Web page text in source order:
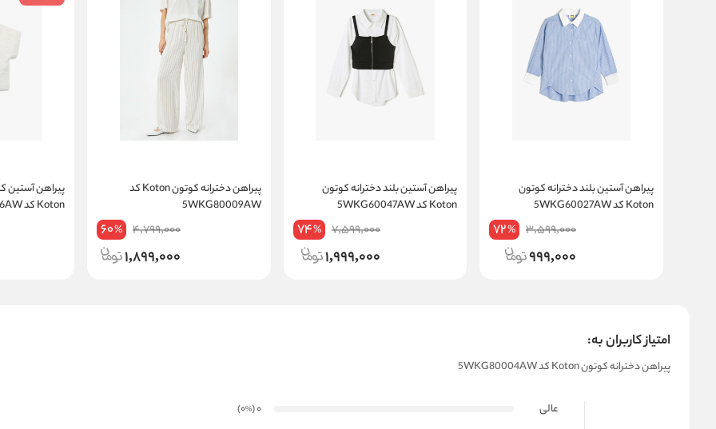
پیراهن آستین بلند دخترانه کوتون
Koton کد 5WKG60027AW
3,599,000
72%
999,000
پیراهن آستین بلند دخترانه کوتون
Koton کد 5WKG60047AW
7,599,000
74%
1,999,000
پیراهن دخترانه کوتون Koton کد
5WKG80009AW
4,799,000
60%
1,899,000
پیراهن آستین
Koton کد 6SKG60006AW
امتیاز کاربران به:
پیراهن دخترانه کوتون Koton کد 5WKG80004AW
عالی 0
(0
%
)